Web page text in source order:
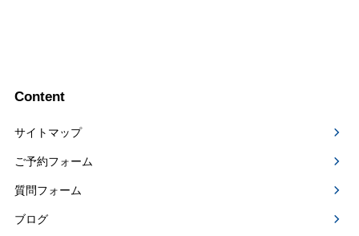
Content
サイトマップ
ご予約フォーム
質問フォーム
ブログ